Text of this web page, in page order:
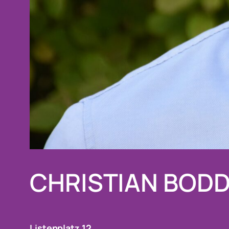
CHRISTIAN